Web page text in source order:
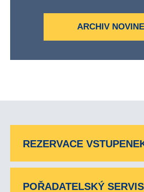
ARCHIV
REZERVACE
POŘADATELSKÝ SERVIS